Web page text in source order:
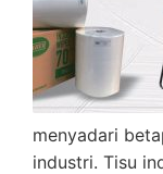
menyadari
industri. Tisu